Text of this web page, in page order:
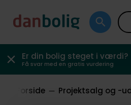
Er din bolig steget i værdi?
Få svar med en gratis vurdering
Forside Projektsalg og -